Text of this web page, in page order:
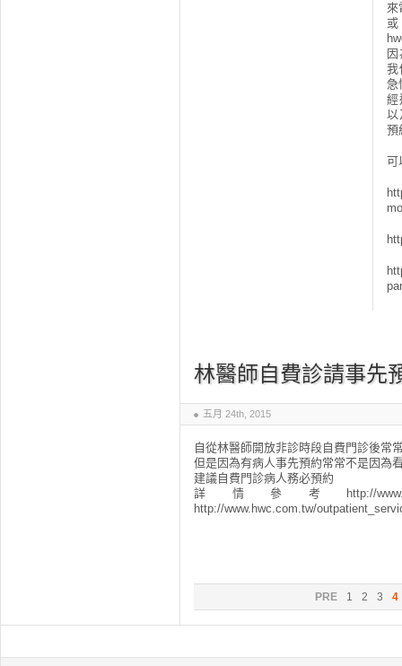
來
我
急
經
以
預
可
林醫師自費診請事先
五月 24th, 2015
自從林醫師開放非診時段自費門診後常
但是因為有病人事先預約常常不是因為
建議自費門診病人務必預約
詳情參考http://
http://www.hwc.com.tw/
PRE 1 2 3 4